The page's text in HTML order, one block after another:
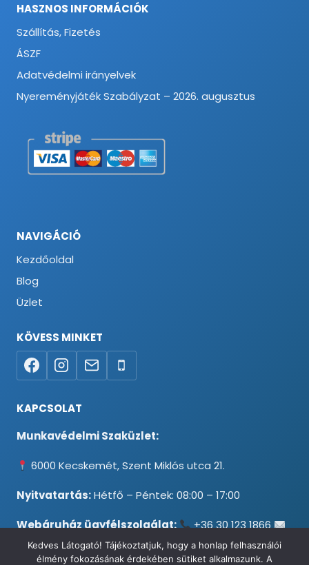
HASZNOS INFORMÁCIÓK
Szállítás, Fizetés
ÁSZF
Adatvédelmi irányelvek
Nyereményjáték Szabályzat – 2026. augusztus
NAVIGÁCIÓ
Kezdőoldal
Blog
Üzlet
KÖVESS MINKET
KAPCSOLAT
Munkavédelmi Szaküzlet:
6000 Kecskemét, Szent Miklós utca 21.
Nyitvatartás:Hétfő – Péntek: 08:00 – 17:00
Webáruház ügyfélszolgálat:
+36 30 123 1866
info@testpancel.hu
Kedves Látogató! Tájékoztatjuk, hogy a honlap felhasználói
élmény fokozásának érdekében sütiket alkalmazunk. A